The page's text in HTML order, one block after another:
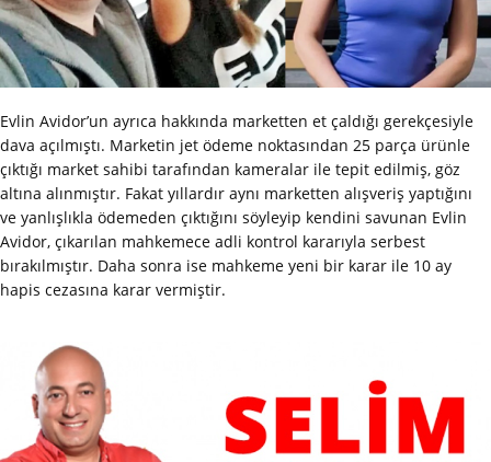
Evlin Avidor’un ayrıca hakkında marketten et çaldığı gerekçesiyle
dava açılmıştı. Marketin jet ödeme noktasından 25 parça ürünle
çıktığı market sahibi tarafından kameralar ile tepit edilmiş, göz
altına alınmıştır. Fakat yıllardır aynı marketten alışveriş yaptığını
ve yanlışlıkla ödemeden çıktığını söyleyip kendini savunan Evlin
Avidor, çıkarılan mahkemece adli kontrol kararıyla serbest
bırakılmıştır. Daha sonra ise mahkeme yeni bir karar ile 10 ay
hapis cezasına karar vermiştir.